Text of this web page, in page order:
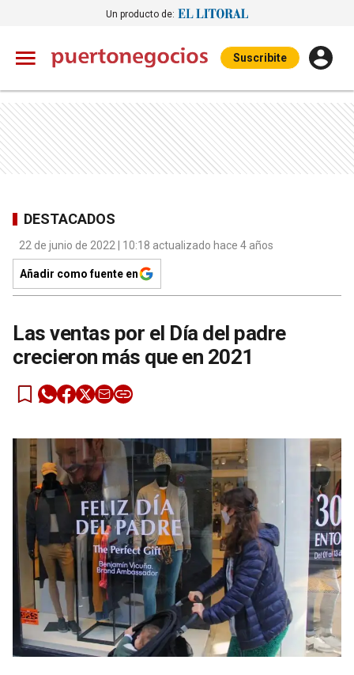
Un producto de:
Suscribite
DESTACADOS
22 de junio de 2022 | 10:18 actualizado hace 4 años
Añadir como fuente en
Las ventas por el Día del padre
crecieron más que en 2021